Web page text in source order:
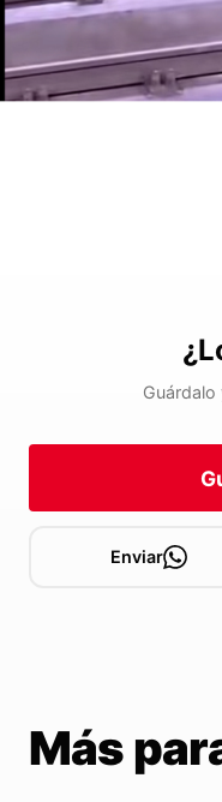
Guárdalo
Enviar
Más